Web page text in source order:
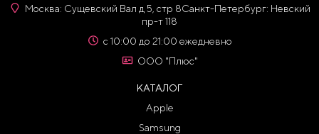
Москва: Сущевский Вал д 5, стр 8Санкт-Петербург: Невский
пр-т 118
с 10:00 до 21:00 ежедневно
ООО "Плюс"
КАТАЛОГ
Apple
Samsung